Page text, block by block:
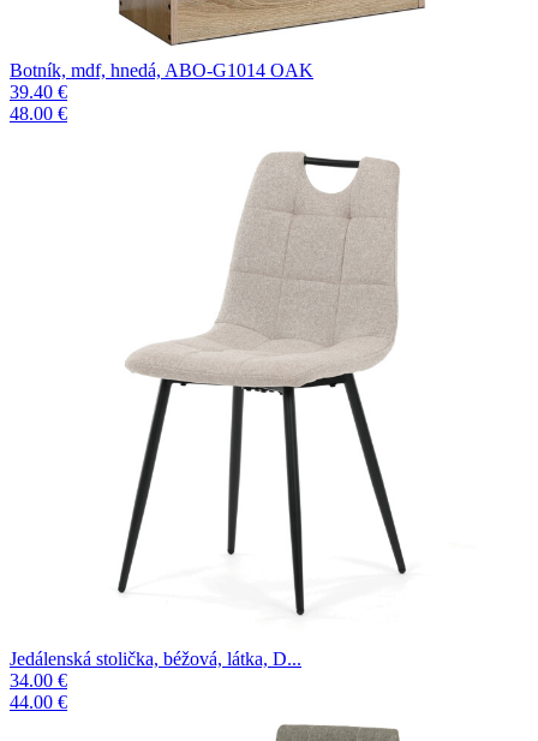
Botník, mdf, hnedá, ABO-G1014 OAK
39.40 €
48.00 €
Jedálenská stolička, béžová, látka, D...
34.00 €
44.00 €